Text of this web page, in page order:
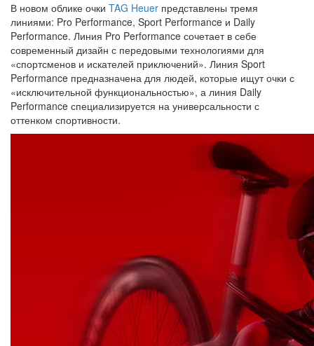
В новом облике очки TAG Heuer представлены тремя
линиями: Pro Performance, Sport Performance и Daily
Performance. Линия Pro Performance сочетает в себе
современный дизайн с передовыми технологиями для
«спортсменов и искателей приключений». Линия Sport
Performance предназначена для людей, которые ищут очки с
«исключительной функциональностью», а линия Daily
Performance специализируется на универсальности с
оттенком спортивности.